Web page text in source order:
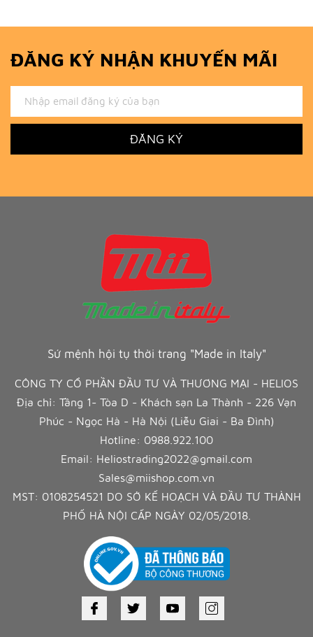
ĐĂNG KÝ NHẬN KHUYẾN MÃI
ĐĂNG KÝ
Sứ mệnh hội tụ thời trang "Made in Italy"
CÔNG TY CỔ PHẦN ĐẦU TƯ VÀ THƯƠNG MẠI - HELIOS
Địa chỉ: Tầng 1- Tòa D - Khách sạn La Thành - 226 Vạn
Phúc - Ngọc Hà - Hà Nội (Liễu Giai - Ba Đình)
Hotline: 0988.922.100
Email: Heliostrading2022@gmail.com
Sales@miishop.com.vn
MST: 0108254521 DO SỞ KẾ HOẠCH VÀ ĐẦU TƯ THÀNH
PHỐ HÀ NỘI CẤP NGÀY 02/05/2018.